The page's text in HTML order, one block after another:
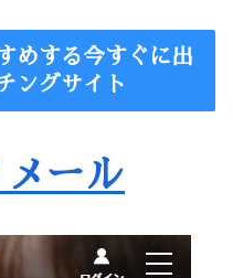
めする今すぐに出
ングサイト
ール